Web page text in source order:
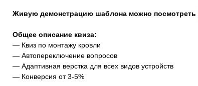
Живую демонстрацию шаблона можно посмотреть
Общее описание квиза:
— Квиз по монтажу кровли
— Автопереключение вопросов
— Адаптивная верстка для всех видов устройств
— Конверсия от 3-5%